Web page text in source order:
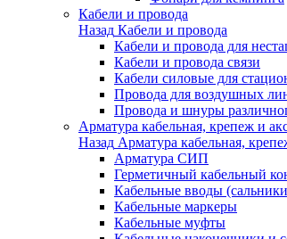
Кабели и провода
Назад Кабели и провода
Кабели и провода для
Кабели и провода связи
Кабели силовые для
Провода для воздушных
Провода и шнуры
Арматура кабельная, крепеж и
Назад Арматура кабельная,
Арматура СИП
Герметичный кабельный
Кабельные вводы
Кабельные маркеры
Кабельные муфты